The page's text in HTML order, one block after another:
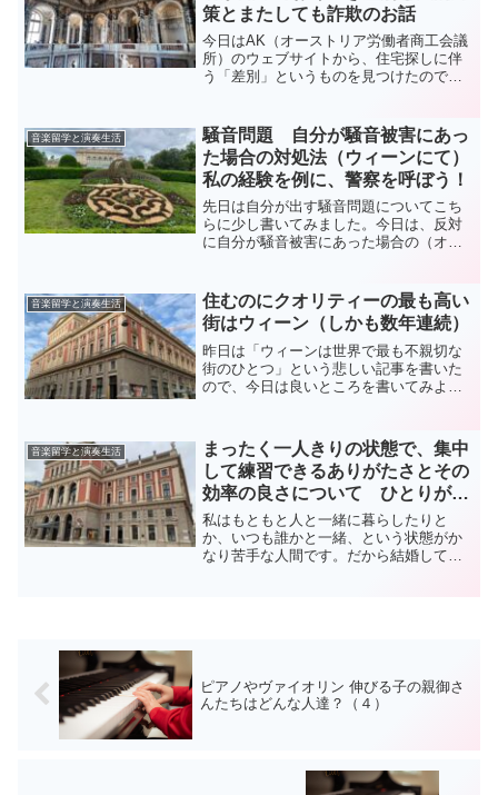
策とまたしても詐欺のお話
今日はAK（オーストリア労働者商工会議
所）のウェブサイトから、住宅探しに伴
う「差別」というものを見つけたので、
ィーンの住宅市場にも、現行法による差
別の問題が依然として残...
音楽留学と演奏生活
騒音問題 自分が騒音被害にあっ
た場合の対処法（ウィーンにて）
私の経験を例に、警察を呼ぼう！
先日は自分が出す騒音問題についてこち
らに少し書いてみました。今日は、反対
に自分が騒音被害にあった場合の（オー
間、上の階の住人の騒音に悩まされてい
ました。当時、そのアパー...
音楽留学と演奏生活
住むのにクオリティーの最も高い
街はウィーン（しかも数年連続）
昨日は「ウィーンは世界で最も不親切な
街のひとつ」という悲しい記事を書いた
ので、今日は良いところを書いてみよう
い街ランキング」に名を挙げているので
す。これは、犯罪や物価、...
音楽留学と演奏生活
まったく一人きりの状態で、集中
して練習できるありがたさとその
効率の良さについて ひとりが好
き！
私はもともと人と一緒に暮らしたりと
か、いつも誰かと一緒、という状態がか
なり苦手な人間です。だから結婚して、
ピアノやヴァイオリン 伸びる子の親御さ
んたちはどんな人達？（４）